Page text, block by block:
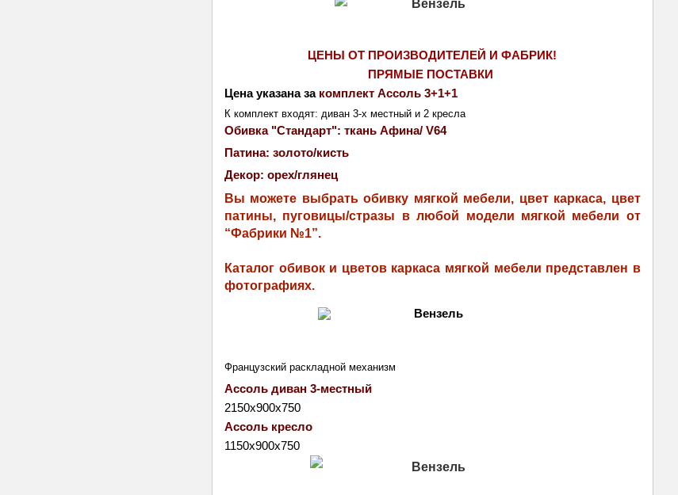
ЦЕНЫ ОТ ПРОИЗВОДИТЕЛЕЙ И ФАБРИК!
ПРЯМЫЕ ПОСТАВКИ
Цена указана за комплект Ассоль 3+1+1
К комплект входят: диван 3-х местный и 2 кресла
Обивка "Стандарт": ткань Афина/ V64
Патина: золото/кисть
Декор: орех/глянец
Вы можете выбрать обивку мягкой мебели, цвет каркаса, цвет
патины, пуговицы/стразы в любой модели мягкой мебели от
“Фабрики №1”.
Каталог обивок и цветов каркаса мягкой мебели представлен в
фотографиях.
Французский раскладной механизм
Ассоль диван 3-местный
2150х900х750
Ассоль кресло
1150х900х750